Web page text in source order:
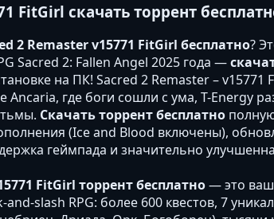
FitGirl скачать торрент
2 Remaster v15771 FitGirl бесплатно?
Sacred 2: Fallen Angel 2025 года —
на ПК! Sacred 2 Remaster –
где боги сошли с ума, T-Energy
Скачать торрент бесплатно
(Ice and Blood включены),
геймпада и значительно
FitGirl торрент бесплатно— это
slash RPG: более 600 квестов, 7